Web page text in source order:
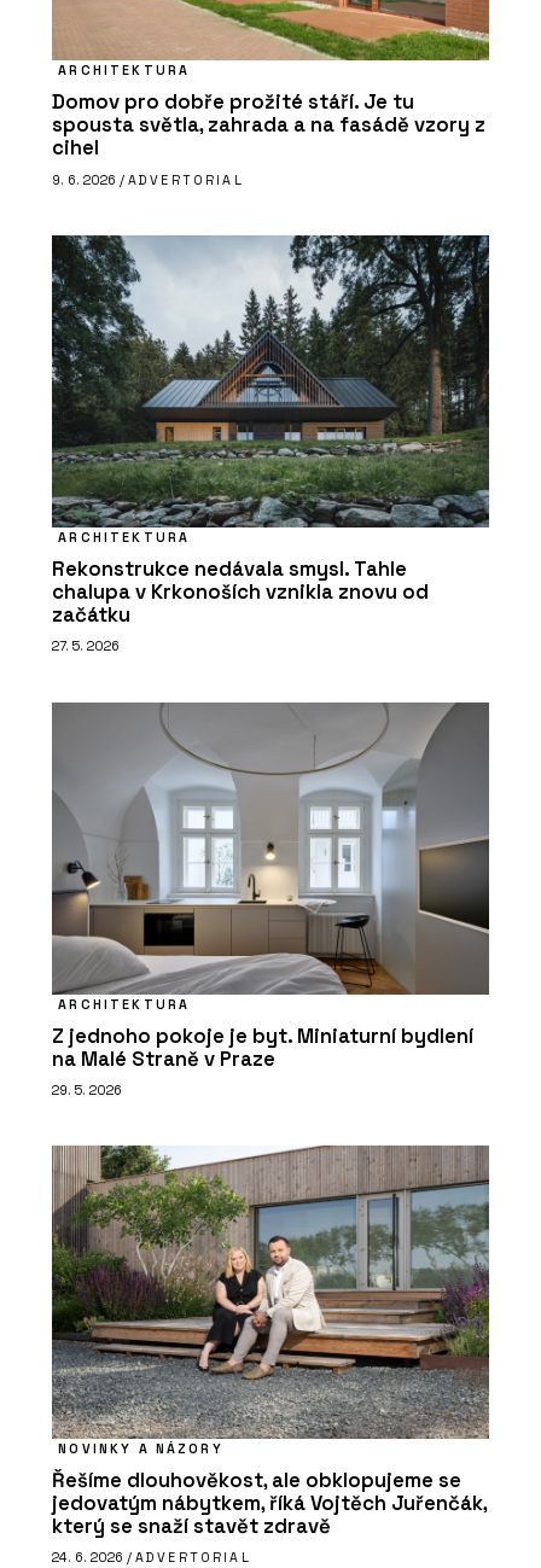
ARCHITEKTURA
Domov pro dobře prožité stáří. Je tu
spousta světla, zahrada a na fasádě vzory z
cihel
9. 6. 2026 / ADVERTORIAL
ARCHITEKTURA
Rekonstrukce nedávala smysl. Tahle
chalupa v Krkonoších vznikla znovu od
začátku
27. 5. 2026
ARCHITEKTURA
Z jednoho pokoje je byt. Miniaturní bydlení
na Malé Straně v Praze
29. 5. 2026
NOVINKY A NÁZORY
Řešíme dlouhověkost, ale obklopujeme se
jedovatým nábytkem, říká Vojtěch Juřenčák,
který se snaží stavět zdravě
24. 6. 2026 / ADVERTORIAL